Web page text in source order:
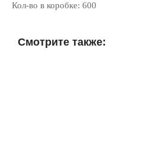
Кол-во в коробке: 600
Смотрите также: